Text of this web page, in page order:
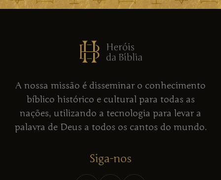
A nossa missão é disseminar o conhecimento
bíblico histórico e cultural para todas as
nações, utilizando a tecnologia para levar a
palavra de Deus a todos os cantos do mundo.
Siga-nos